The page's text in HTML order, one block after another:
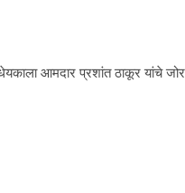
आमदार प्रशांत ठाकूर यांचे